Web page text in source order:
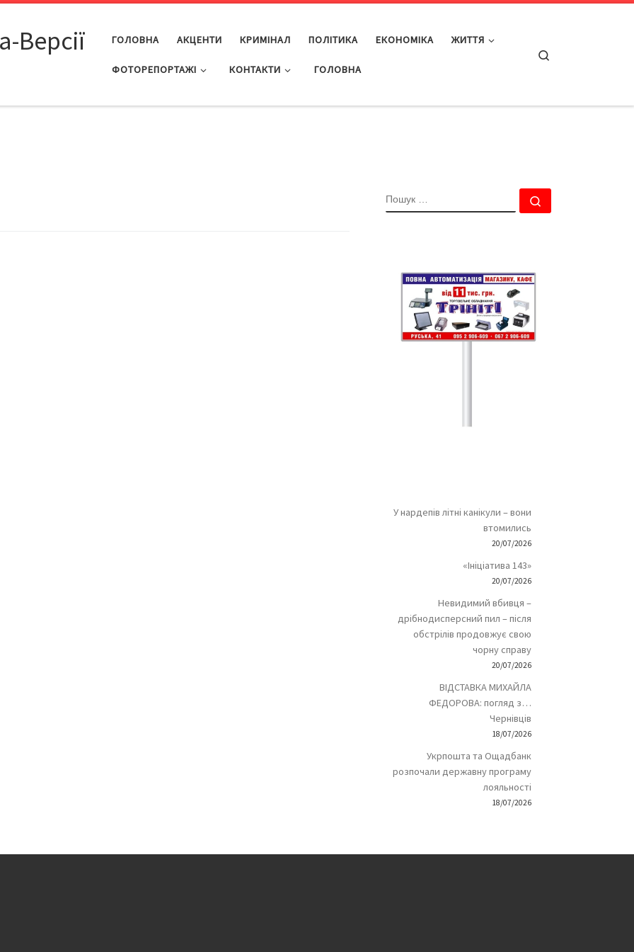
Версії ГОЛОВНА АКЦЕНТИ КРИМІНАЛ ПОЛІТИКА ЕКОНОМІКА ЖИТТЯ
ФОТОРЕПОРТАЖІ КОНТАКТИ ГОЛОВНА
ПОШУК
У нардепів літні канікули – вони
втомились
20/07/2026
«Ініціатива 143»
20/07/2026
Невидимий вбивця –
дрібнодисперсний пил – після
обстрілів продовжує свою
чорну справу
20/07/2026
ВІДСТАВКА МИХАЙЛА
ФЕДОРОВА: погляд з…
Чернівців
18/07/2026
Укрпошта та Ощадбанк
розпочали державну програму
лояльності
18/07/2026